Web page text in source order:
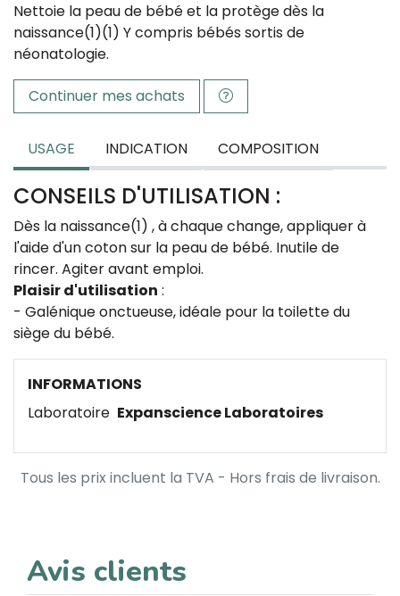
Nettoie la peau de bébé et la protège dès la
naissance(1)(1) Y compris bébés sortis de
néonatologie.
Continuer mes achats
USAGE INDICATION COMPOSITION
CONSEILS D'UTILISATION :
Dès la naissance(1) , à chaque change, appliquer à
l'aide d'un coton sur la peau de bébé. Inutile de
rincer. Agiter avant emploi.
Plaisir d'utilisation :
- Galénique onctueuse, idéale pour la toilette du
siège du bébé.
INFORMATIONS
Laboratoire Expanscience Laboratoires
Tous les prix incluent la TVA - Hors frais de livraison.
Avis clients